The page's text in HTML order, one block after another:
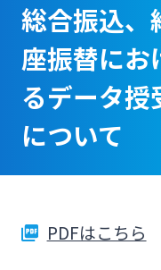
個人向けイ
法人向けイ
総合振込、
座振替にお
るデータ授
について
PDFはこちら